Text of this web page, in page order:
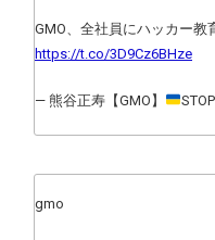
GMO、全社員にハッカー教
https://t.co/3D9Cz6BHze
— 熊谷正寿【GMO】
gmo